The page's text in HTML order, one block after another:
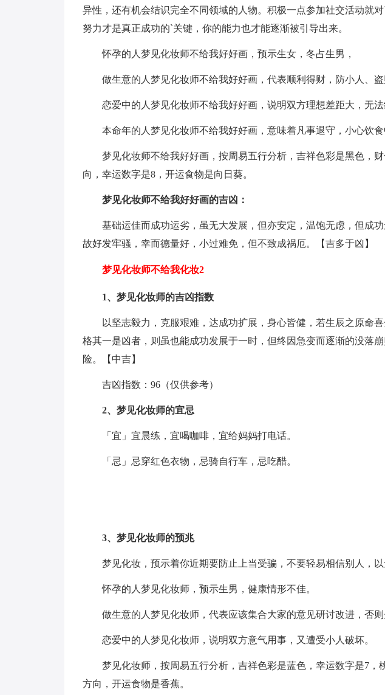
异性，还有机会结识完全不同领域的人物。积极一点参加社交活动就
努力才是真正成功的`关键，你的能力也才能逐渐被引导出来。
怀孕的人梦见化妆师不给我好好画，预示生女，冬占生男，
做生意的人梦见化妆师不给我好好画，代表顺利得财，防小人、盗
恋爱中的人梦见化妆师不给我好好画，说明双方理想差距大，无法
本命年的人梦见化妆师不给我好好画，意味着凡事退守，小心饮食
梦见化妆师不给我好好画，按周易五行分析，吉祥色彩是黑色，
向，幸运数字是8，开运食物是向日葵。
梦见化妆师不给我好好画的吉凶：
基础运佳而成功运劣，虽无大发展，但亦安定，温饱无虑，但成
故好发牢骚，幸而德量好，小过难免，但不致成祸厄。【吉多于凶】
梦见化妆师不给我化妆2
1、 梦见化妆师的吉凶指数
以坚志毅力，克服艰难，达成功扩展，身心皆健，若生辰之原命
格其一是凶者，则虽也能成功发展于一时，但终因急变而逐渐的没落
险。【中吉】
吉凶指数：96（仅供参考）
2、梦见化妆师的宜忌
「宜」宜晨练，宜喝咖啡，宜给妈妈打电话。
「忌」忌穿红色衣物，忌骑自行车，忌吃醋。
3、梦见化妆师的预兆
梦见化妆，预示着你近期要防止上当受骗，不要轻易相信别人，以
怀孕的人梦见化妆师，预示生男，健康情形不佳。
做生意的人梦见化妆师，代表应该集合大家的意见研讨改进，否则
恋爱中的人梦见化妆师，说明双方意气用事，又遭受小人破坏。
梦见化妆师，按周易五行分析，吉祥色彩是蓝色，幸运数字是7，
方向，开运食物是香蕉。